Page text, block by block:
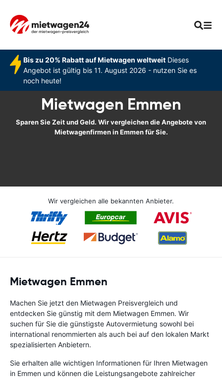
Bis zu 20% Rabatt auf Mietwagen weltweitDieses
Angebot ist gültig bis 11. August 2026 - nutzen Sie es
noch heute!
Mietwagen Emmen
Sparen Sie Zeit und Geld. Wir vergleichen die Angebote von
Mietwagenfirmen in Emmen für Sie.
Wir vergleichen alle bekannten Anbieter.
Mietwagen Emmen
Machen Sie jetzt den Mietwagen Preisvergleich und
entdecken Sie günstig mit dem Mietwagen Emmen. Wir
suchen für Sie die günstigste Autovermietung sowohl bei
international renommierten als auch bei auf den lokalen Markt
spezialisierten Anbietern.
Sie erhalten alle wichtigen Informationen für Ihren Mietwagen
in Emmen und können die Leistungsangebote zahlreicher